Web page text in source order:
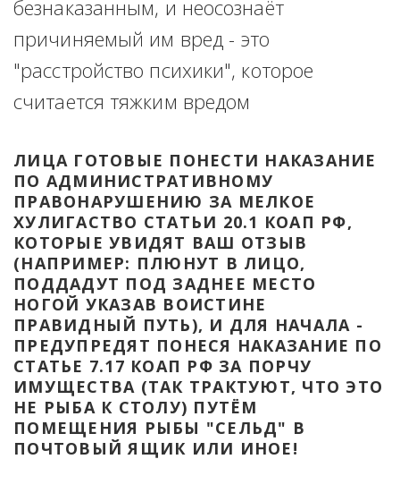
безнаказанным, и неосознаёт
причиняемый им вред - это
"расстройство психики", которое
считается тяжким вредом
ЛИЦА ГОТОВЫЕ ПОНЕСТИ НАКАЗАНИЕ
ПО АДМИНИСТРАТИВНОМУ
ПРАВОНАРУШЕНИЮ ЗА МЕЛКОЕ
ХУЛИГАСТВО СТАТЬИ 20.1 КОАП РФ,
КОТОРЫЕ УВИДЯТ ВАШ ОТЗЫВ
(НАПРИМЕР: ПЛЮНУТ В ЛИЦО,
ПОДДАДУТ ПОД ЗАДНЕЕ МЕСТО
НОГОЙ УКАЗАВ ВОИСТИНЕ
ПРАВИДНЫЙ ПУТЬ), И ДЛЯ НАЧАЛА -
ПРЕДУПРЕДЯТ ПОНЕСЯ НАКАЗАНИЕ ПО
СТАТЬЕ 7.17 КОАП РФ ЗА ПОРЧУ
ИМУЩЕСТВА (ТАК ТРАКТУЮТ, ЧТО ЭТО
НЕ РЫБА К СТОЛУ) ПУТЁМ
ПОМЕЩЕНИЯ РЫБЫ "СЕЛЬД" В
ПОЧТОВЫЙ ЯЩИК ИЛИ ИНОЕ!